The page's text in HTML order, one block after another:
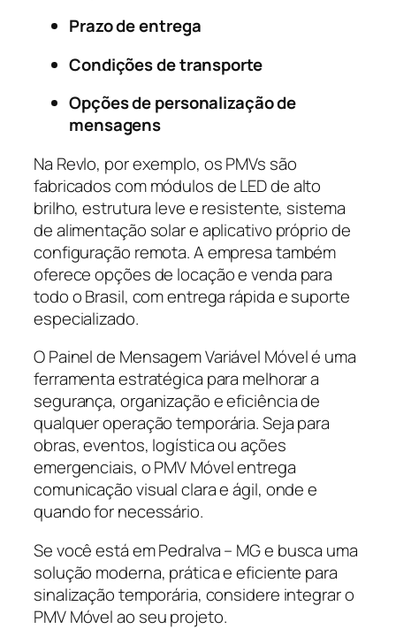
Prazo de entrega
Condições de transporte
Opções de personalização de
mensagens
Na Revlo, por exemplo, os PMVs são
fabricados com módulos de LED de alto
brilho, estrutura leve e resistente, sistema
de alimentação solar e aplicativo próprio de
configuração remota. A empresa também
oferece opções de locação e venda para
todo o Brasil, com entrega rápida e suporte
especializado.
O Painel de Mensagem Variável Móvel é uma
ferramenta estratégica para melhorar a
segurança, organização e eficiência de
qualquer operação temporária. Seja para
obras, eventos, logística ou ações
emergenciais, o PMV Móvel entrega
comunicação visual clara e ágil, onde e
quando for necessário.
Se você está em Pedralva – MG e busca uma
solução moderna, prática e eficiente para
sinalização temporária, considere integrar o
PMV Móvel ao seu projeto.